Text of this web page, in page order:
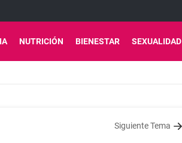
NUTRICIÓN BIENESTAR SEXUALIDAD
Siguiente Tema